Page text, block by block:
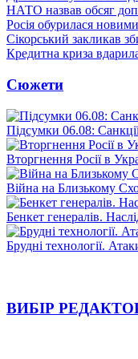
НАТО назвав обсяг
Росія обурилася
Сікорський закликав
Кредитна криза
Сюжети
Підсумки 06.08:
Вторгнення Росії в
Війна на Близькому
Бенкет генералів.
Брудні технології.
ВИБІР